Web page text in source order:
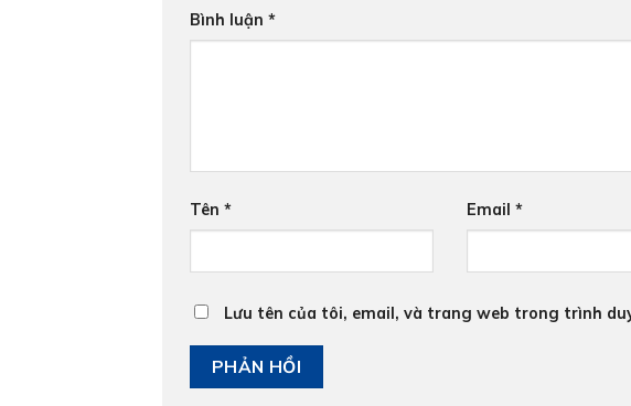
Bình luận *
Tên * Email *
Lưu tên của tôi, email, và trang web trong trình